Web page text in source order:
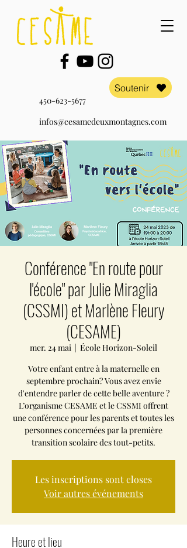
Soutenir
450-623-5677
infos@cesamedeuxmontagnes.com
Conférence "En route pour
l'école" par Julie Miraglia
(CSSMI) et Marlène Fleury
(CESAME)
mer. 24 mai
  |
École Horizon-Soleil
Votre enfant entre à la maternelle en
septembre prochain? Vous avez envie
d'entendre parler de cette belle aventure ?
L’organisme CESAME et le CSSMI offrent
une conférence pour les parents et toutes les
personnes concernées par la première
Les inscriptions sont closes
Voir autres événements
Heure et lieu